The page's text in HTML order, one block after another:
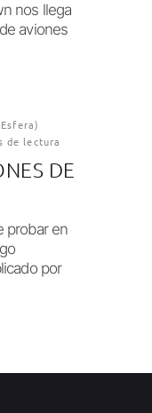
nos llega
aviones
de lectura
DE
probar en
por